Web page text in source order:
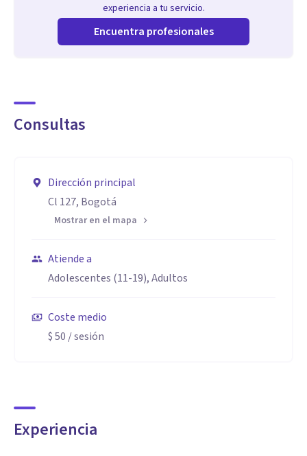
experiencia a tu servicio.
Encuentra profesionales
Consultas
Dirección principal
Cl 127, Bogotá
Mostrar en el mapa
Atiende a
Adolescentes (11-19), Adultos
Coste medio
$ 50 / sesión
Experiencia